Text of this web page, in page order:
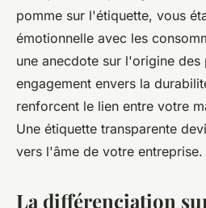
pomme sur l'étiquette, vous
émotionnelle avec les
une anecdote sur l'origine
engagement envers la
renforcent le lien entre votre
Une étiquette transparente
vers l'âme de votre entreprise.
La différenciation